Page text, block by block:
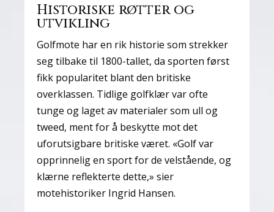
Historiske røtter og
utvikling
Golfmote har en rik historie som strekker
seg tilbake til 1800-tallet, da sporten først
fikk popularitet blant den britiske
overklassen. Tidlige golfklær var ofte
tunge og laget av materialer som ull og
tweed, ment for å beskytte mot det
uforutsigbare britiske været. «Golf var
opprinnelig en sport for de velstående, og
klærne reflekterte dette,» sier
motehistoriker Ingrid Hansen.